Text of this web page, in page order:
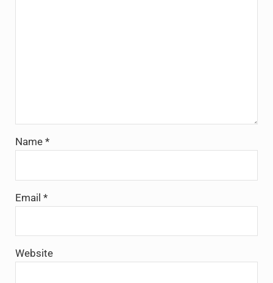
Name *
Email *
Website